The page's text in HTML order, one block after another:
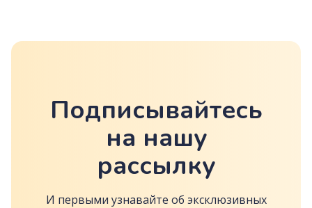
Подписывайтесь
на нашу
рассылку
И первыми узнавайте об эксклюзивных